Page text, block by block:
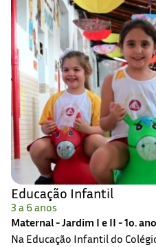
Educação Infantil
3 a 6 anos
Maternal - Jardim I e II - 1o.
Na Educação Infantil do